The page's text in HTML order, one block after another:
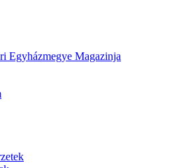
Egyházmegye Magazinja